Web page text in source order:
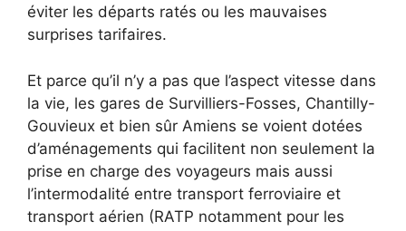
éviter les départs ratés ou les mauvaises
surprises tarifaires.
Et parce qu’il n’y a pas que l’aspect vitesse dans
la vie, les gares de Survilliers-Fosses, Chantilly-
Gouvieux et bien sûr Amiens se voient dotées
d’aménagements qui facilitent non seulement la
prise en charge des voyageurs mais aussi
l’intermodalité entre transport ferroviaire et
transport aérien (RATP notamment pour les